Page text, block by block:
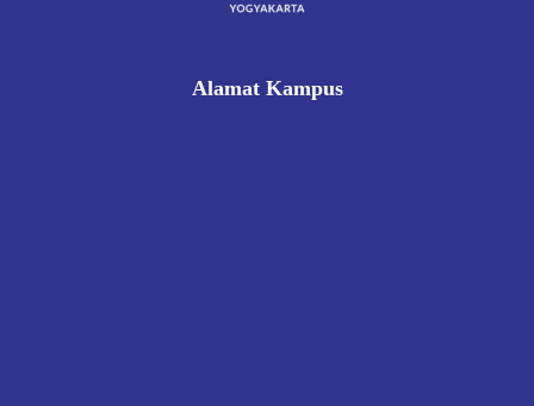
Alamat Kampus